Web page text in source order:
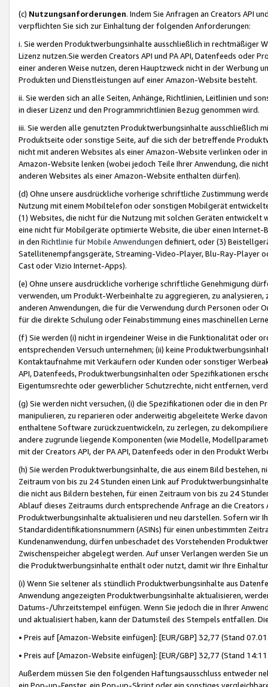
(c) Nutzungsanforderungen. Indem Sie Anfragen an Creators API
verpflichten Sie sich zur Einhaltung der folgenden Anforderungen:
i. Sie werden Produktwerbungsinhalte ausschließlich in rechtmäßiger
Lizenz nutzen.Sie werden Creators API und PA API, Datenfeeds oder
einer anderen Weise nutzen, deren Hauptzweck nicht in der Werbung
Produkten und Dienstleistungen auf einer Amazon-Website besteht.
ii. Sie werden sich an alle Seiten, Anhänge, Richtlinien, Leitlinien und
in dieser Lizenz und den Programmrichtlinien Bezug genommen wird.
iii. Sie werden alle genutzten Produktwerbungsinhalte ausschließlich
Produktseite oder sonstige Seite, auf die sich der betreffende
nicht mit anderen Websites als einer Amazon-Website verlinken oder
Amazon-Website lenken (wobei jedoch Teile Ihrer Anwendung, die
anderen Websites als einer Amazon-Website enthalten dürfen).
(d) Ohne unsere ausdrückliche vorherige schriftliche Zustimmung
Nutzung mit einem Mobiltelefon oder sonstigen Mobilgerät
(1) Websites, die nicht für die Nutzung mit solchen Geräten
eine nicht für Mobilgeräte optimierte Website, die über einen
in den Richtlinie für Mobile Anwendungen definiert, oder (3)
Satellitenempfangsgeräte, Streaming-Video-Player, Blu-Ray-Player
Cast oder Vizio Internet-Apps).
(e) Ohne unsere ausdrückliche vorherige schriftliche Genehmigung
verwenden, um Produkt-Werbeinhalte zu aggregieren, zu
anderen Anwendungen, die für die Verwendung durch Personen
für die direkte Schulung oder Feinabstimmung eines maschinellen
(f) Sie werden (i) nicht in irgendeiner Weise in die Funktionalität oder
entsprechenden Versuch unternehmen; (ii) keine
Kontaktaufnahme mit Verkäufern oder Kunden oder sonstiger
API, Datenfeeds, Produktwerbungsinhalten oder Spezifikationen
Eigentumsrechte oder gewerblicher Schutzrechte, nicht entfernen,
(g) Sie werden nicht versuchen, (i) die Spezifikationen oder die in
manipulieren, zu reparieren oder anderweitig abgeleitete Werke
enthaltene Software zurückzuentwickeln, zu zerlegen, zu
andere zugrunde liegende Komponenten (wie Modelle,
mit der Creators API, der PA API, Datenfeeds oder in den Produkt
(h) Sie werden Produktwerbungsinhalte, die aus einem Bild bestehen,
Zeitraum von bis zu 24 Stunden einen Link auf
die nicht aus Bildern bestehen, für einen Zeitraum von bis zu 24
Ablauf dieses Zeitraums durch entsprechende Anfrage an die
Produktwerbungsinhalte aktualisieren und neu darstellen. Sofern wir
Standardidentifikationsnummern (ASINs) für einen unbestimmten
Kundenanwendung, dürfen unbeschadet des Vorstehenden
Zwischenspeicher abgelegt werden. Auf unser Verlangen werden Sie
die Produktwerbungsinhalte enthält oder nutzt, damit wir Ihre
(i) Wenn Sie seltener als stündlich Produktwerbungsinhalte aus
Anwendung angezeigten Produktwerbungsinhalte aktualisieren,
Datums-/Uhrzeitstempel einfügen. Wenn Sie jedoch die in Ihrer
und aktualisiert haben, kann der Datumsteil des Stempels entfallen.
• Preis auf [Amazon-Website einfügen]: [EUR/GBP] 32,77 (Stand
• Preis auf [Amazon-Website einfügen]: [EUR/GBP] 32,77 (Stand
Außerdem müssen Sie den folgenden Haftungsausschluss entweder
ein Pop-up-Fenster, ein Pop-up-Skript oder ein sonstiges